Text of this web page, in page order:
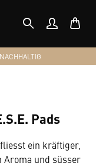
NACHHALTIG
Pads
ein kräftiger,
Aroma und süsser